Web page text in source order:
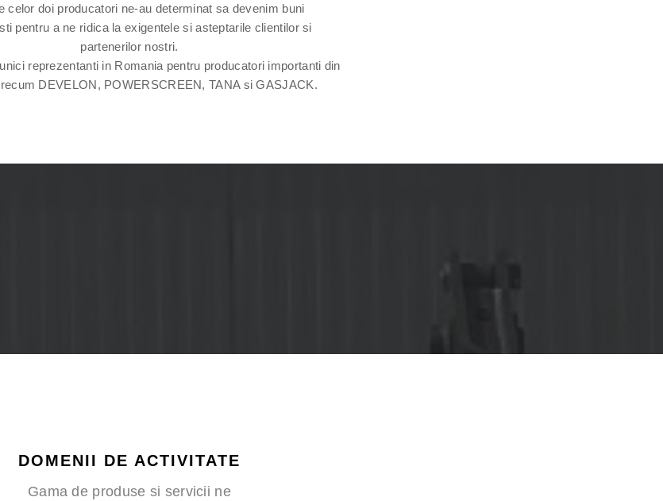
celor doi producatori ne-au determinat sa devenim buni
pentru a ne ridica la exigentele si asteptarile clientilor si
partenerilor nostri.
reprezentanti in Romania pentru producatori importanti din
DEVELON, POWERSCREEN, TANA si GASJACK.
DOMENII DE ACTIVITATE
Gama de produse si servicii ne